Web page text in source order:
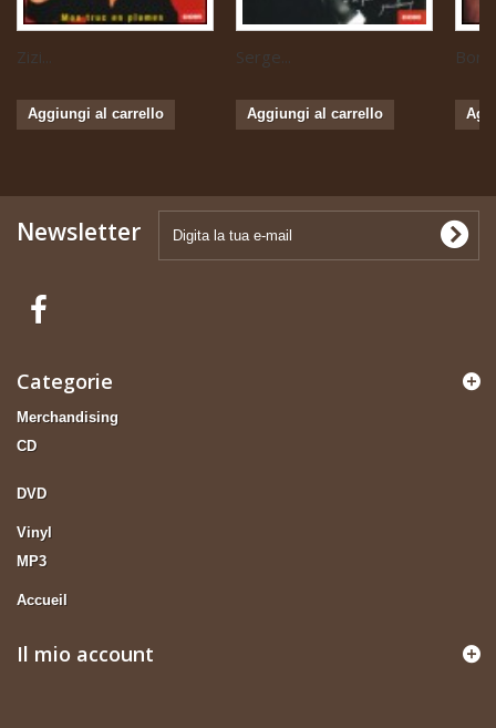
Zizi...
Aggiungi al carrello
Serge...
Aggiungi al carrello
Newsletter
Categorie
Merchandising
CD
DVD
Vinyl
MP3
Accueil
Il mio account